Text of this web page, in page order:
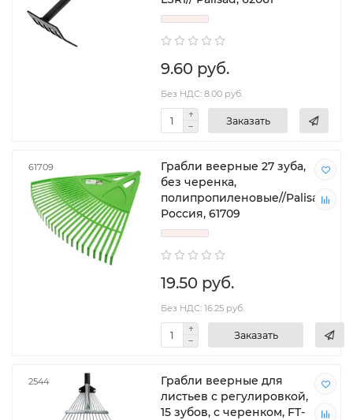
9.60 руб.
Без НДС: 8.00 руб.
Заказать
61709
Грабли веерные 27 зуба,
без черенка,
полипропиленовые//Palisad,
Россия, 61709
19.50 руб.
Без НДС: 16.25 руб.
Заказать
2544
Грабли веерные для
листьев с регулировкой,
15 зубов, с черенком, FT-